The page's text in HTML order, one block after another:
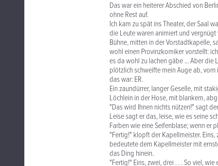
Das war ein heiterer Abschied von
ohne Rest auf.
Ich kam zu spät ins Theater, der Saal
die Leute waren animiert und
Bühne, mitten in der Vorstadtkapelle,
wohl einen Provinzkomiker vorstellt:
es da wohl zu lachen gäbe ... Aber
plötzlich schweifte mein Auge ab,
das war: ER.
Ein zaundürrer, langer Geselle, mit
Löchlein in der Hose, mit blankem,
"Das wird Ihnen nichts nützen!" sagt
Leise sagt er das, leise, wie es seine
Farben wie eine Seifenblase; wenn er
"Fertig!" klopft der Kapellmeister.
bedeutete dem Kapellmeister mit
das Ding hinein.
"Fertig!" Eins, zwei, drei . . . So viel,